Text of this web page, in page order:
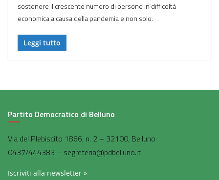
sostenere il crescente numero di persone in difficoltà
economica a causa della pandemia e non solo.
Leggi tutto
Partito Democratico di Belluno
Via del Plebiscito 1866, n. 2 – 32100, Belluno
0437/444383 – segreteria@pdbelluno.it
Iscriviti alla newsletter »